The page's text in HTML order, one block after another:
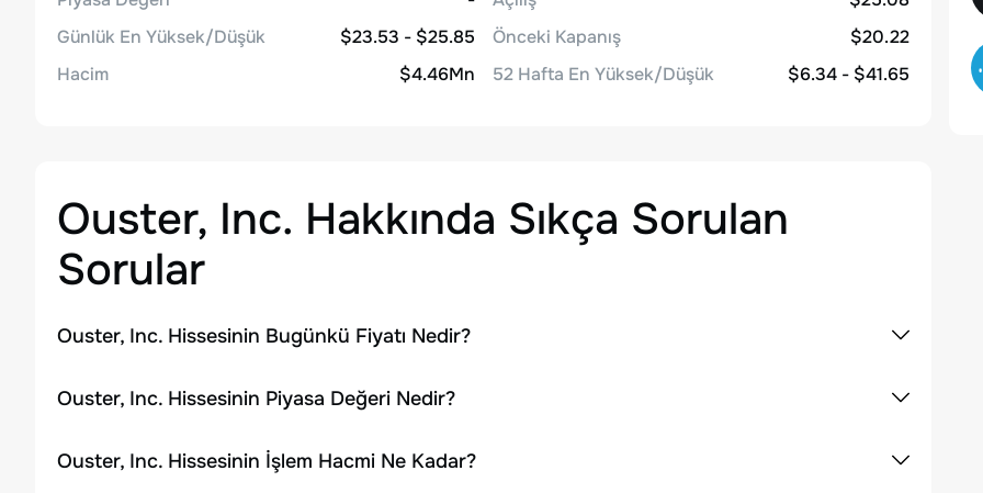
Günlük En Yüksek/Düşük
$23.53 - $25.85
Hacim
$4.46Mn
Önceki Kapanış
$20.22
52 Hafta En Yüksek/Düşük
$6.34 - $41.65
Ouster, Inc. Hakkında Sıkça Sorulan
Sorular
Ouster, Inc. Hissesinin Bugünkü Fiyatı Nedir?
Ouster, Inc. Hissesinin Piyasa Değeri Nedir?
Ouster, Inc. Hissesinin İşlem Hacmi Ne Kadar?